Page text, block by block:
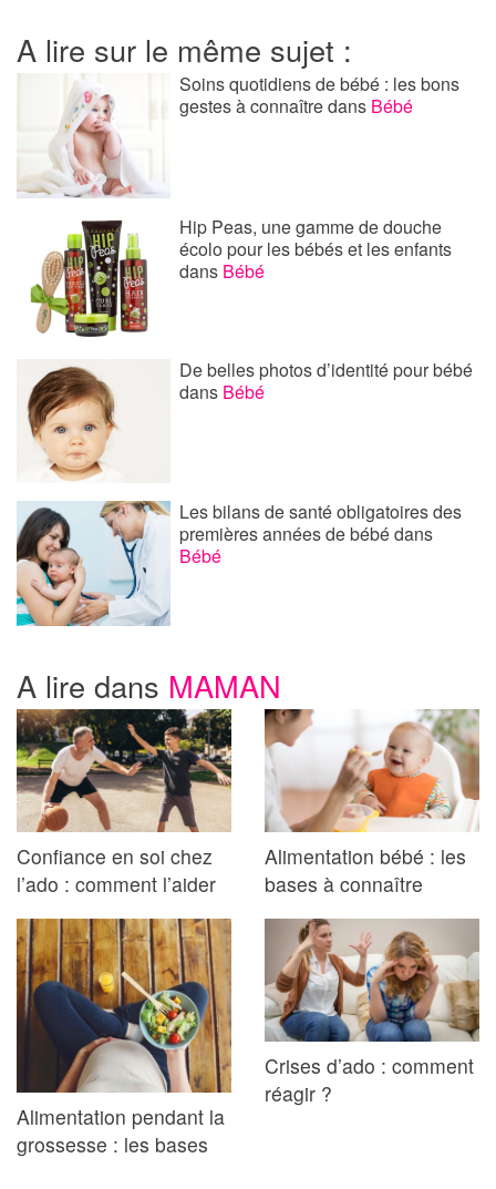
A lire sur le même sujet :
Soins quotidiens de bébé : les bons
gestes à connaîtredans Bébé
Hip Peas, une gamme de douche
écolo pour les bébés et les enfants
dans Bébé
De belles photos d’identité pour bébé
dans Bébé
Les bilans de santé obligatoires des
premières années de bébédans
Bébé
A lire dans MAMAN
Confiance en soi chez
l’ado : comment l’aider
Alimentation bébé : les
bases à connaître
Alimentation pendant la
grossesse : les bases
Crises d’ado : comment
réagir ?